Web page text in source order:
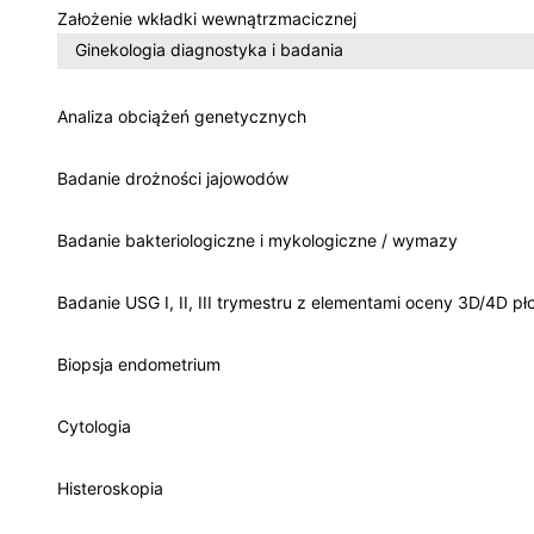
Założenie wkładki wewnątrzmacicznej
Ginekologia diagnostyka i badania
Analiza obciążeń genetycznych
Badanie drożności jajowodów
Badanie bakteriologiczne i mykologiczne / wymazy
Badanie USG I, II, III trymestru z elementami oceny 3D/4D
Biopsja endometrium
Cytologia
Histeroskopia